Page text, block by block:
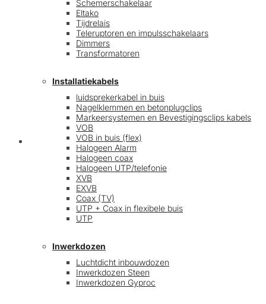
Mijn account
Schemerschakelaar
Eltako
Tijdrelais
Teleruptoren en impulsschakelaars
Dimmers
Transformatoren
Installatiekabels
luidsprekerkabel in buis
Nagelklemmen en betonplugclips
Markeersystemen en Bevestigingsclips kabels
VOB
VOB in buis (flex)
Halogeen Alarm
Halogeen coax
Halogeen UTP/telefonie
XVB
EXVB
Coax (TV)
UTP + Coax in flexibele buis
UTP
Inwerkdozen
Luchtdicht inbouwdozen
Inwerkdozen Steen
Inwerkdozen Gyproc